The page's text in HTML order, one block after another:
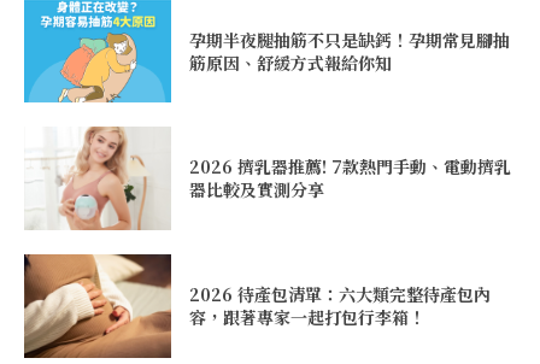
孕期半夜腿抽筋不只是缺鈣！孕期常見腳抽
筋原因、舒緩方式報給你知
2026 擠乳器推薦! 7款熱門手動、電動擠乳
器比較及實測分享
2026 待產包清單：六大類完整待產包內
容，跟著專家一起打包行李箱！